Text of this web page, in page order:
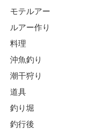
モテルアー
ルアー作り
料理
沖魚釣り
潮干狩り
道具
釣り堀
釣行後